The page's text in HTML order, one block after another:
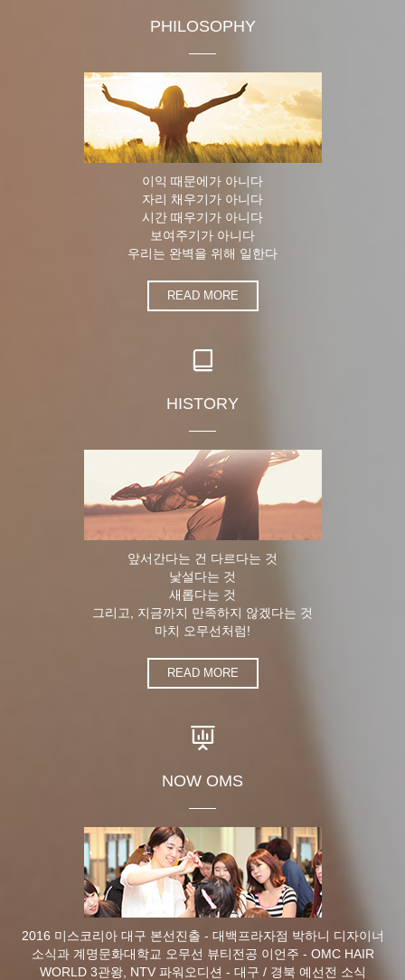
PHILOSOPHY
이익 때문에가 아니다
자리 채우기가 아니다
시간 때우기가 아니다
보여주기가 아니다
우리는 완벽을 위해 일한다
READ MORE
HISTORY
앞서간다는 건 다르다는 것
낯설다는 것
새롭다는 것
그리고, 지금까지 만족하지 않겠다는 것
마치 오무선처럼!
READ MORE
NOW OMS
2016 미스코리아 대구 본선진출 - 대백프라자점 박하니 디자이너
소식과 계명문화대학교 오무선 뷰티전공 이언주 - OMC HAIR
WORLD 3관왕, NTV 파워오디션 - 대구 / 경북 예선전 소식